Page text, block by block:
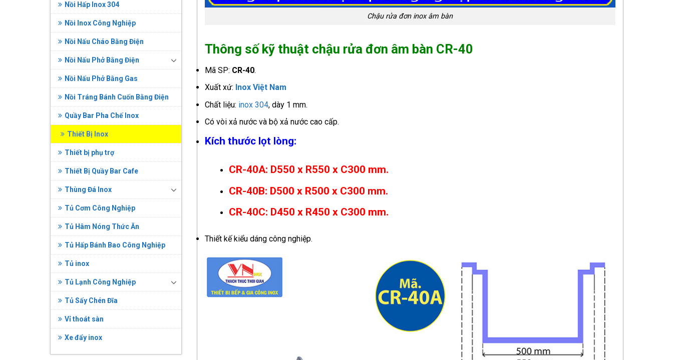
Nồi Hấp Inox 304
Nồi Inox Công Nghiệp
Nồi Nấu Cháo Bằng Điện
Nồi Nấu Phở Bằng Điện
Nồi Nấu Phở Bằng Gas
Nồi Tráng Bánh Cuốn Bằng Điện
Quầy Bar Pha Chế Inox
Thiết Bị Inox
Thiết bị phụ trợ
Thiết Bị Quầy Bar Cafe
Thùng Đá Inox
Tủ Cơm Công Nghiệp
Tủ Hâm Nóng Thức Ăn
Tủ Hấp Bánh Bao Công Nghiệp
Tủ inox
Tủ Lạnh Công Nghiệp
Tủ Sấy Chén Đĩa
Vỉ thoát sàn
Xe đẩy inox
Chậu rửa đơn inox âm bàn
Thông số kỹ thuật chậu rửa đơn âm bàn CR-40
Mã SP: CR-40.
Xuất xứ: Inox Việt Nam
Chất liệu: inox 304, dày 1 mm.
Có vòi xả nước và bộ xả nước cao cấp.
Kích thước lọt lòng:
CR-40A: D550 x R550 x C300 mm.
CR-40B: D500 x R500 x C300 mm.
CR-40C: D450 x R450 x C300 mm.
Thiết kế kiểu dáng công nghiệp.